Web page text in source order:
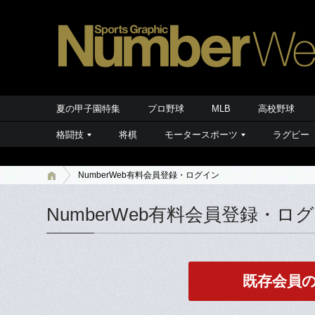
夏の甲子園特集 プロ野球 MLB 高校野球
格闘技 将棋 モータースポーツ ラグビー
NumberWeb有料会員登録・ログイン
NumberWeb有料会員登録・ロ
既存会員